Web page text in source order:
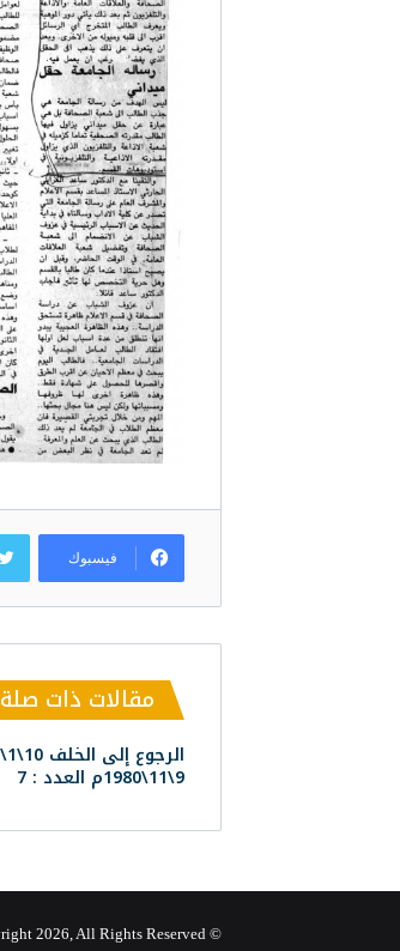
فيسبوك
مقالات ذات صلة
9\11\1980م العدد : 7
© Copyright 2026, All Rights Reserved